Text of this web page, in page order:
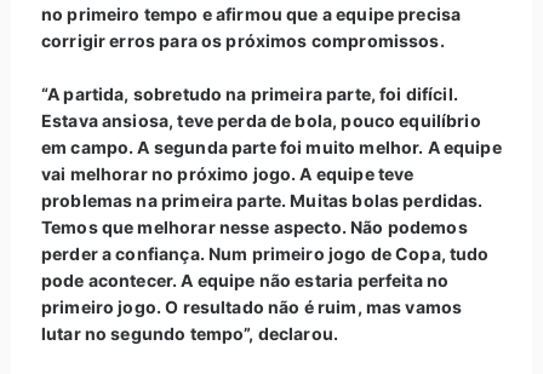
no primeiro tempo e afirmou que a equipe precisa
corrigir erros para os próximos compromissos.
“A partida, sobretudo na primeira parte, foi difícil.
Estava ansiosa, teve perda de bola, pouco equilíbrio
em campo. A segunda parte foi muito melhor. A equipe
vai melhorar no próximo jogo. A equipe teve
problemas na primeira parte. Muitas bolas perdidas.
Temos que melhorar nesse aspecto. Não podemos
perder a confiança. Num primeiro jogo de Copa, tudo
pode acontecer. A equipe não estaria perfeita no
primeiro jogo. O resultado não é ruim, mas vamos
lutar no segundo tempo”, declarou.